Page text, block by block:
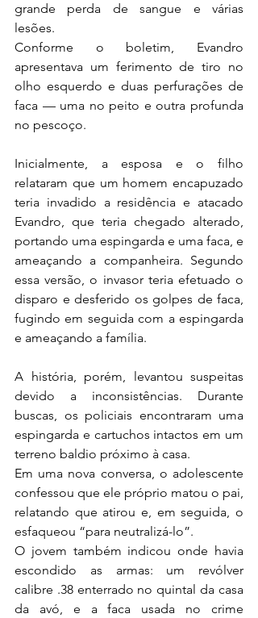
grande perda de sangue e várias
lesões.
Conforme o boletim, Evandro
apresentava um ferimento de tiro no
olho esquerdo e duas perfurações de
faca — uma no peito e outra profunda
no pescoço.
Inicialmente, a esposa e o filho
relataram que um homem encapuzado
teria invadido a residência e atacado
Evandro, que teria chegado alterado,
portando uma espingarda e uma faca, e
ameaçando a companheira. Segundo
essa versão, o invasor teria efetuado o
disparo e desferido os golpes de faca,
fugindo em seguida com a espingarda
e ameaçando a família.
A história, porém, levantou suspeitas
devido a inconsistências. Durante
buscas, os policiais encontraram uma
espingarda e cartuchos intactos em um
terreno baldio próximo à casa.
Em uma nova conversa, o adolescente
confessou que ele próprio matou o pai,
relatando que atirou e, em seguida, o
esfaqueou “para neutralizá-lo”.
O jovem também indicou onde havia
escondido as armas: um revólver
calibre .38 enterrado no quintal da casa
da avó, e a faca usada no crime